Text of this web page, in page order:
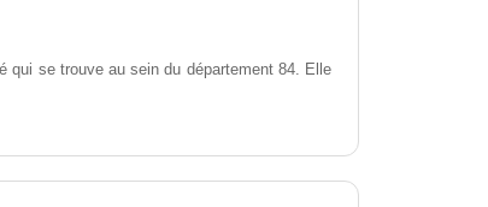
qui se trouve au sein du département 84. Elle